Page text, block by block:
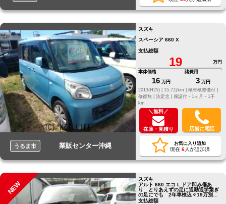
うるま市 業販センター沖縄
スズキ
スペーシア 660 X
支払総額
19
万円
本体価格
16 万円
諸費用
3 万円
2013(H25) |
15.7万km |
検車検整備付 |
修復無 | 法定含 | 保証付・1ヶ月・1千
km
＼無料／
在庫・見積り 店舗に電話
お気に入り追加
現在 6人が追加済
NEW
スズキ
アルト 660 エコ L ドア凹み傷あ
り とりあえずの足に通勤通学繋ぎ
の足にでも 2年車検込々19万別途
12か月保証プランあり
支払総額